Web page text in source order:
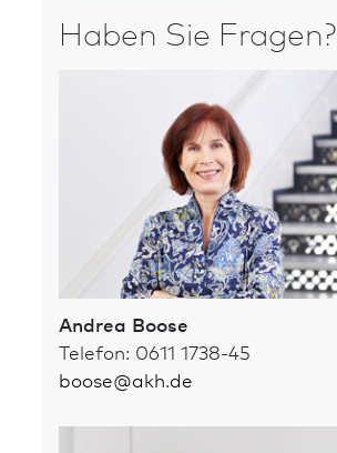
Haben Sie Fragen?
Andrea Boose
Telefon: 0611 1738-45
boose@akh.de